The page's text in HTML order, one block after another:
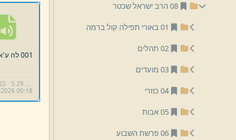
08 הרב ישראל שכטר
01 באורי תפילה קול ברמה
02 תהלים
03 מועדים
04 כוזרי
05 אבות
06 פרשת השבוע
001 לה ע'א.
00:29:22 · 5.29 MB
2026 00:18